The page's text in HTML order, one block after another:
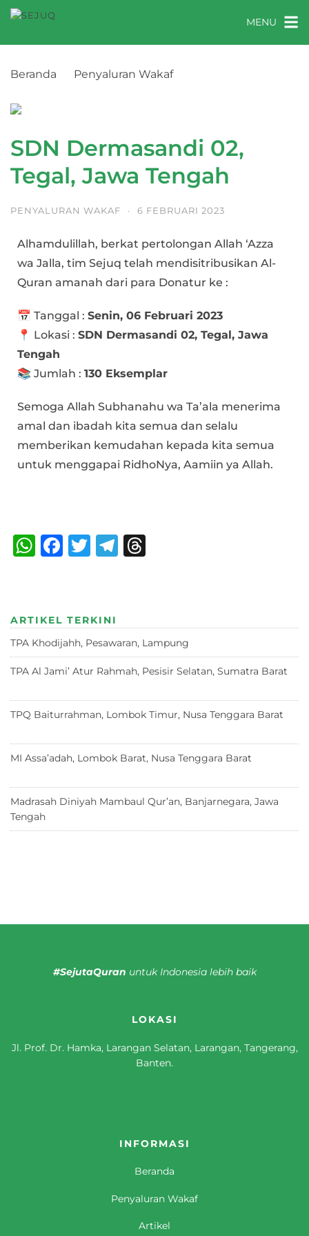
MENU
Beranda
Penyaluran Wakaf
SDN Dermasandi 02,
Tegal, Jawa Tengah
PENYALURAN WAKAF · 6 FEBRUARI 2023
Alhamdulillah, berkat pertolongan Allah ‘Azza
wa Jalla, tim Sejuq telah mendisitribusikan Al-
Quran amanah dari para Donatur ke :
📅 Tanggal : Senin, 06 Februari 2023
📍 Lokasi : SDN Dermasandi 02, Tegal, Jawa
Tengah
📚 Jumlah : 130 Eksemplar
Semoga Allah Subhanahu wa Ta’ala menerima
amal dan ibadah kita semua dan selalu
memberikan kemudahan kepada kita semua
untuk menggapai RidhoNya, Aamiin ya Allah.
W
s
A
p
p
F
e
b
o
o
k
T
te
r
T
ra
m
d
s
ARTIKEL TERKINI
TPA Khodijahh, Pesawaran, Lampung
TPA Al Jami’ Atur Rahmah, Pesisir Selatan, Sumatra Barat
TPQ Baiturrahman, Lombok Timur, Nusa Tenggara Barat
MI Assa’adah, Lombok Barat, Nusa Tenggara Barat
Madrasah Diniyah Mambaul Qur’an, Banjarnegara, Jawa
Tengah
#SejutaQuran untuk Indonesia lebih baik
LOKASI
Jl. Prof. Dr. Hamka, Larangan Selatan, Larangan, Tangerang,
Banten.
INFORMASI
Beranda
Penyaluran Wakaf
Artikel